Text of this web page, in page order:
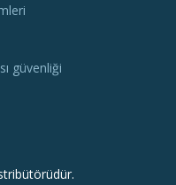
güvenliği